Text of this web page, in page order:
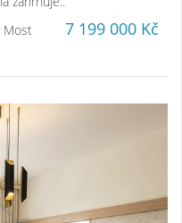
Most 7 199 000 Kč